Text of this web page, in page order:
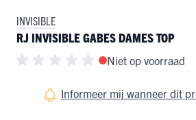
INVISIBLE
RJ INVISIBLE GABES DAMES TOP
Niet op voorraad
Informeer mij wanneer dit